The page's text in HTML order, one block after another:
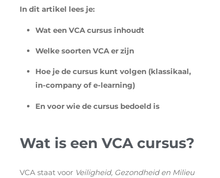
In dit artikel lees je:
Wat een VCA cursus inhoudt
Welke soorten VCA er zijn
Hoe je de cursus kunt volgen (klassikaal,
in-company of e-learning)
En voor wie de cursus bedoeld is
Wat is een VCA cursus?
VCA staat voor Veiligheid, Gezondheid en Milieu